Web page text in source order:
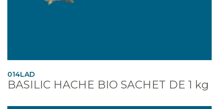
014LAD
BASILIC HACHE BIO SACHET DE 1 kg